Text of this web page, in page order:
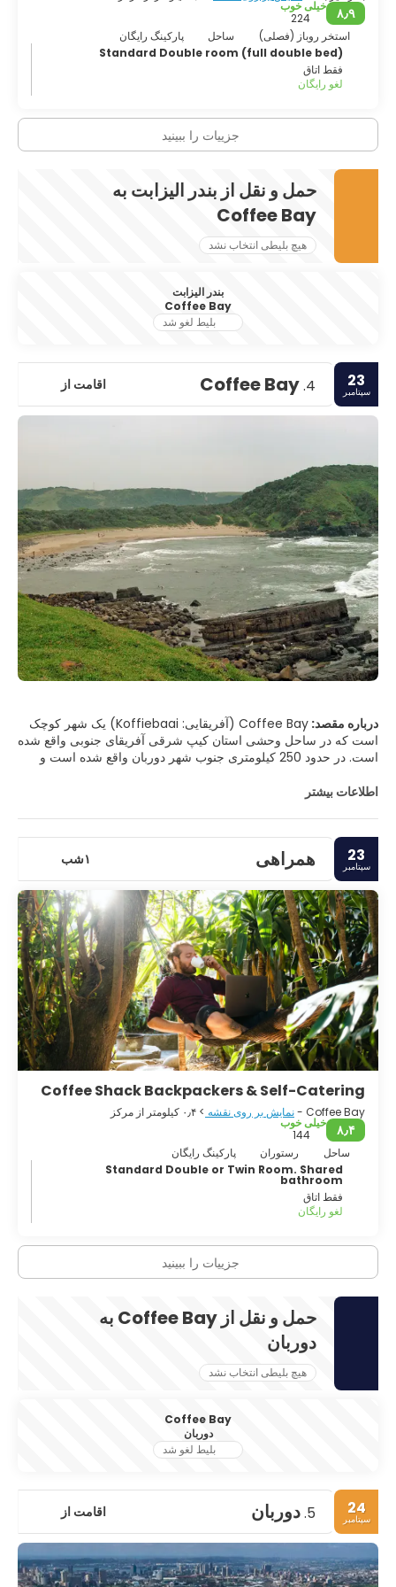
۸٫۹
خیلی خوب
224
استخر روباز (فصلی)
ساحل
پارکینگ رایگان
Standard Double room (full double bed)
فقط اتاق
لغو رایگان
جزییات را ببینید
حمل و نقل از بندر الیزابت به
Coffee Bay
هیچ بلیطی انتخاب نشد
بندر الیزابت
Coffee Bay
بلیط لغو شد
23
سپتامبر 4.
Coffee Bay اقامت از
درباره مقصد:
Coffee Bay (آفریقایی: Koffiebaai) یک شهر کوچک
است که در ساحل وحشی استان کیپ شرقی آفریقای جنوبی واقع شده
است. در حدود 250 کیلومتری جنوب شهر دوربان واقع شده است و
اطلاعات بیشتر
23
سپتامبر همراهی ۱شب
Coffee Shack Backpackers & Self-Catering
Coffee Bay - نمایش بر روی نقشه > ۰٫۴ کیلومتر از مرکز
۸٫۴
خیلی خوب
144
ساحل
رستوران
پارکینگ رایگان
Standard Double or Twin Room. Shared
bathroom
فقط اتاق
لغو رایگان
جزییات را ببینید
حمل و نقل از Coffee Bay به
دوربان
هیچ بلیطی انتخاب نشد
Coffee Bay
دوربان
بلیط لغو شد
24
سپتامبر 5. دوربان اقامت از